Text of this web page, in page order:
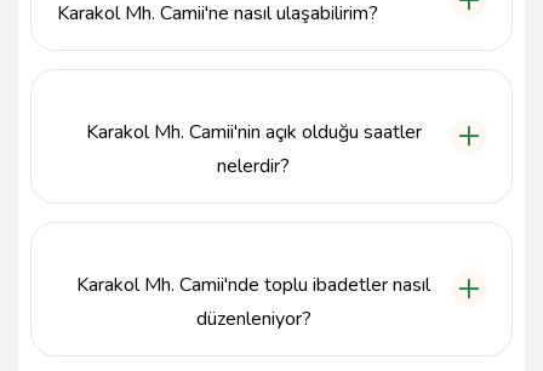
Karakol Mh. Camii'ne nasıl ulaşabilirim?
Karakol Mh. Camii'nin açık olduğu saatler
nelerdir?
Karakol Mh. Camii'nde toplu ibadetler nasıl
düzenleniyor?